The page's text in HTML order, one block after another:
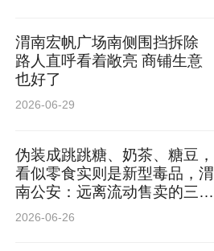
渭南宏帆广场南侧围挡拆除
路人直呼看着敞亮 商铺生意
也好了
2026-06-29
伪装成跳跳糖、奶茶、糖豆，
看似零食实则是新型毒品，渭
南公安：远离流动售卖的三无
产品
2026-06-26